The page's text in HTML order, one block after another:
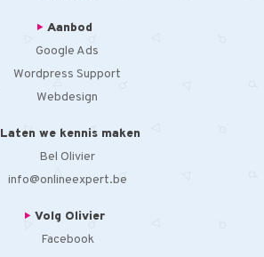
Aanbod
Google Ads
Wordpress Support
Webdesign
Laten we kennis maken
Bel Olivier
info@onlineexpert.be
Volg Olivier
Facebook